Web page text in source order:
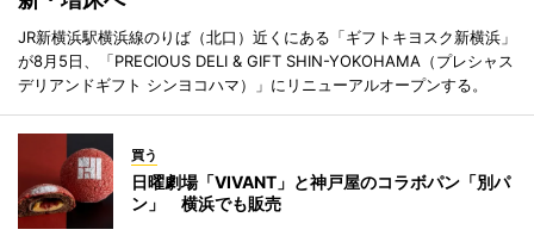
JR新横浜駅横浜線のりば（北口）近くにある「ギフトキヨスク新横浜」
が8月5日、「PRECIOUS DELI & GIFT SHIN-YOKOHAMA（プレシャス
デリアンドギフト シンヨコハマ）」にリニューアルオープンする。
買う
日曜劇場「VIVANT」と神戸屋のコラボパン「別パ
ン」 横浜でも販売